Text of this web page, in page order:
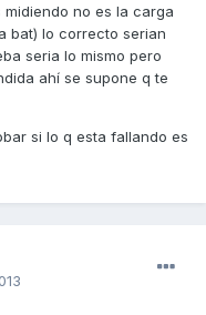
no es la carga
bat) lo correcto serian
seria lo mismo pero
ahí se supone q te
si lo q esta fallando es